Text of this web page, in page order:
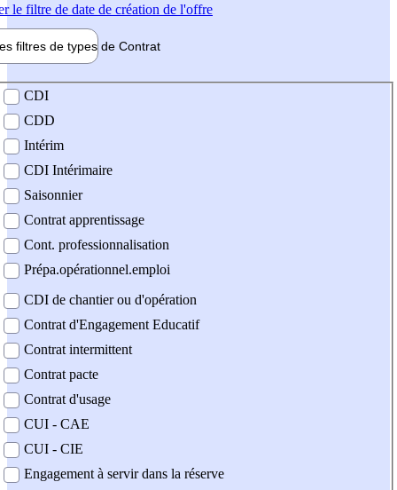
le filtre de date de création de l'offre
filtres de types de Contrat
contrat
CDI
CDD
Intérim
CDI Intérimaire
Saisonnier
Contrat apprentissage
Cont. professionnalisation
Prépa.opérationnel.emploi
CDI de chantier ou d'opération
Contrat d'Engagement Educatif
Contrat intermittent
Contrat pacte
Contrat d'usage
CUI - CAE
CUI - CIE
Engagement à servir dans la réserve